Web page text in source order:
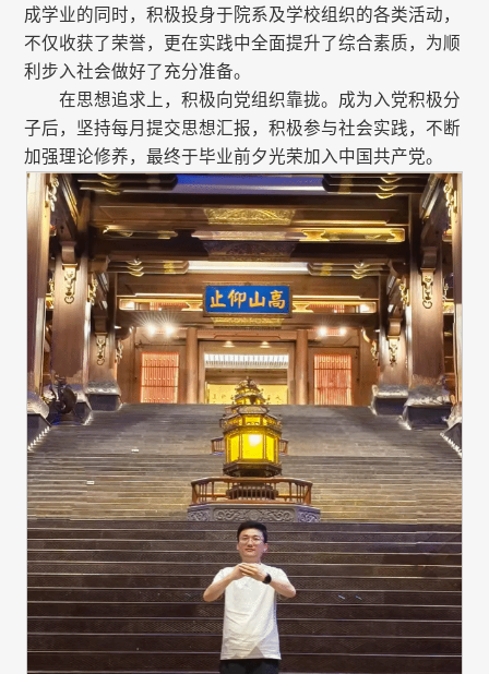
成学业的同时，积极投身于院系及学校组织的各类活动，
不仅收获了荣誉，更在实践中全面提升了综合素质，为顺
利步入社会做好了充分准备。
在思想追求上，积极向党组织靠拢。成为入党积极分
子后，坚持每月提交思想汇报，积极参与社会实践，不断
加强理论修养，最终于毕业前夕光荣加入中国共产党。